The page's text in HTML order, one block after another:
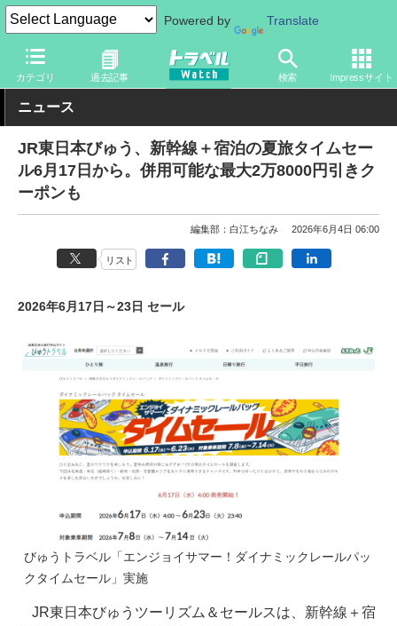
Powered by Translate
カテゴリ 過去記事 検索 Impressサイト
トラベル Watch 企業・政府・官庁 鉄道 JR
ニュース
JR東日本びゅう、新幹線＋宿泊の夏旅タイムセー
ル6月17日から。併用可能な最大2万8000円引きク
ーポンも
編集部：白江ちなみ 2026年6月4日 06:00
リスト
2026年6月17日～23日 セール
びゅうトラベル「エンジョイサマー！ダイナミックレールパッ
クタイムセール」実施
JR東日本びゅうツーリズム＆セールスは、新幹線＋宿